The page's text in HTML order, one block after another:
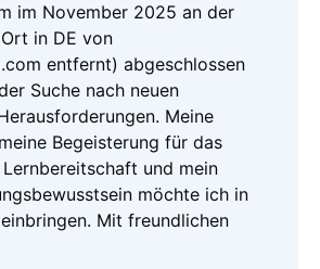
im November 2025 an der
in DE von
entfernt) abgeschlossen
Suche nach neuen
Meine
Begeisterung für das
Lernbereitschaft und mein
möchte ich in
Mit freundlichen